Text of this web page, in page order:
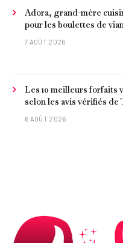
Adora, grand-mère
pour les boulettes de
curcuma, du poivre,
7 AOÛT 2026
Les 10 meilleurs forfaits
selon les avis vérifiés
6 AOÛT 2026